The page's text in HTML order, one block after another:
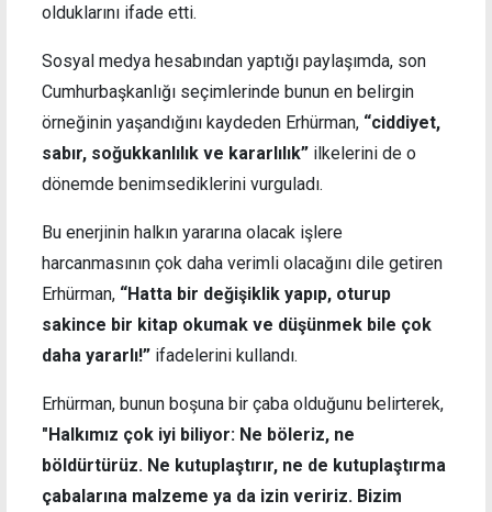
olduklarını ifade etti.
Sosyal medya hesabından yaptığı paylaşımda, son
Cumhurbaşkanlığı seçimlerinde bunun en belirgin
örneğinin yaşandığını kaydeden Erhürman, “ciddiyet,
sabır, soğukkanlılık ve kararlılık” ilkelerini de o
dönemde benimsediklerini vurguladı.
Bu enerjinin halkın yararına olacak işlere
harcanmasının çok daha verimli olacağını dile getiren
Erhürman, “Hatta bir değişiklik yapıp, oturup
sakince bir kitap okumak ve düşünmek bile çok
daha yararlı!” ifadelerini kullandı.
Erhürman, bunun boşuna bir çaba olduğunu belirterek,
"Halkımız çok iyi biliyor: Ne böleriz, ne
böldürtürüz. Ne kutuplaştırır, ne de kutuplaştırma
çabalarına malzeme ya da izin veririz. Bizim